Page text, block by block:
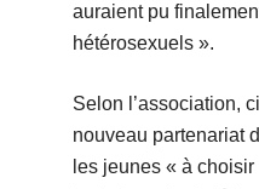
auraient pu
hétérosexuels ».
Selon l’association,
nouveau partenariat
les jeunes « à